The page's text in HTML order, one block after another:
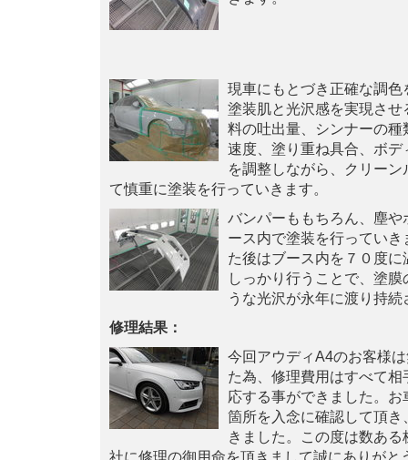
現車にもとづき正確な調
塗装肌と光沢感を実現さ
料の吐出量、シンナーの
速度、塗り重ね具合、ボ
を調整しながら、クリー
て慎重に塗装を行っていきます。
バンパーももちろん、塵
ース内で塗装を行ってい
た後はブース内を７０度
しっかり行うことで、塗
うな光沢が永年に渡り持続
修理結果：
今回アウディA4のお客様
た為、修理費用はすべて
応する事ができました。
箇所を入念に確認して頂
きました。この度は数あ
社に修理の御用命を頂きまして誠にありがと